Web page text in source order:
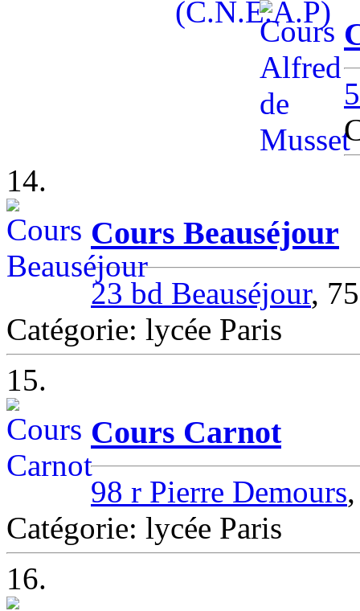
14.
Cours Beauséjour
23 bd Beauséjour,
Catégorie: lycée Paris
15.
Cours Carnot
98 r Pierre Demours
Catégorie: lycée Paris
16.